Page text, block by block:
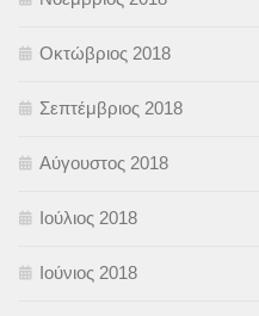
Οκτώβριος 2018
Σεπτέμβριος 2018
Αύγουστος 2018
Ιούλιος 2018
Ιούνιος 2018